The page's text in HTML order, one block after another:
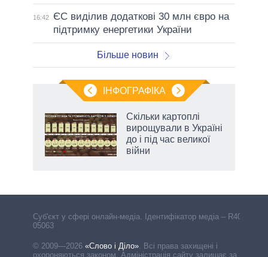
16:42
ЄС виділив додаткові 30 млн євро на
підтримку енергетики України
Більше новин
ІНФОГРАФІКА
Скільки картоплі
вирощували в Україні
до і під час великої
війни
Cуб'єкт у сфері онлайн-медіа. Ідентифікатор медіа – R40-
05063
© 2009—2026 «Слово і Діло». Всі права захищені і
охороняються законом. Адміністрація сайту залишає за